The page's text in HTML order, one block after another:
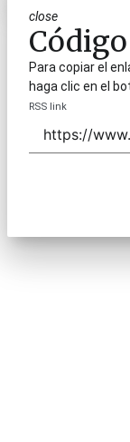
close
Para copiar el
haga clic en el
RSS link